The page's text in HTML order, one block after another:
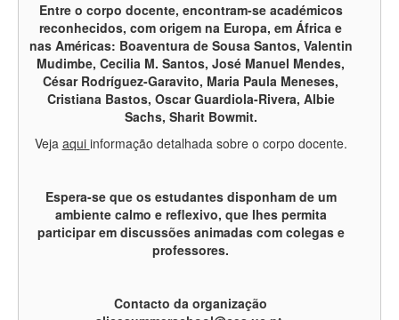
Entre o corpo docente, encontram-se académicos
reconhecidos, com origem na Europa, em África e
nas Américas: Boaventura de Sousa Santos, Valentin
Mudimbe, Cecilia M. Santos, José Manuel Mendes,
César Rodríguez-Garavito, Maria Paula Meneses,
Cristiana Bastos, Oscar Guardiola-Rivera, Albie
Sachs, Sharit Bowmit.
Veja aqui informação detalhada sobre o corpo docente.
Espera-se que os estudantes disponham de um
ambiente calmo e reflexivo, que lhes permita
participar em discussões animadas com colegas e
professores.
Contacto da organização